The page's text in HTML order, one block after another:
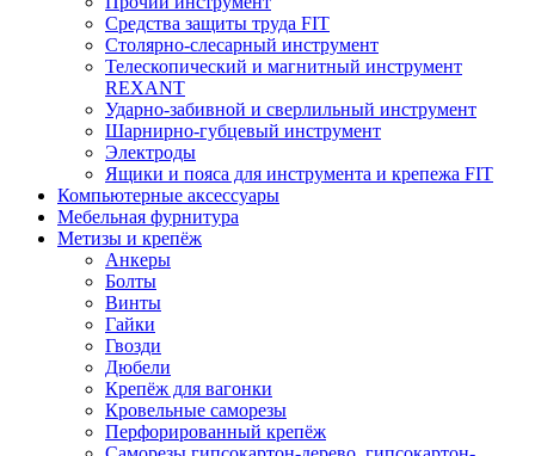
Средства защиты труда FIT
Столярно-слесарный инструмент
Телескопический и магнитный инструмент
REXANT
Ударно-забивной и сверлильный инструмент
Шарнирно-губцевый инструмент
Электроды
Ящики и пояса для инструмента и крепежа FIT
Компьютерные аксессуары
Мебельная фурнитура
Метизы и крепёж
Анкеры
Болты
Винты
Гайки
Гвозди
Дюбели
Крепёж для вагонки
Кровельные саморезы
Перфорированный крепёж